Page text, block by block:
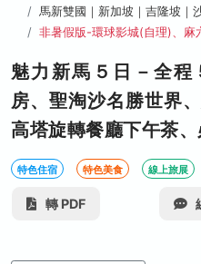
馬新雙國｜新加坡｜吉隆坡｜
非暑假版-環球影城(自理)、麻
魅力新馬５日－全
房、聖淘沙名勝世界
高塔旋轉餐廳下午茶
特色住宿 特色美食 線上旅展
轉 PDF